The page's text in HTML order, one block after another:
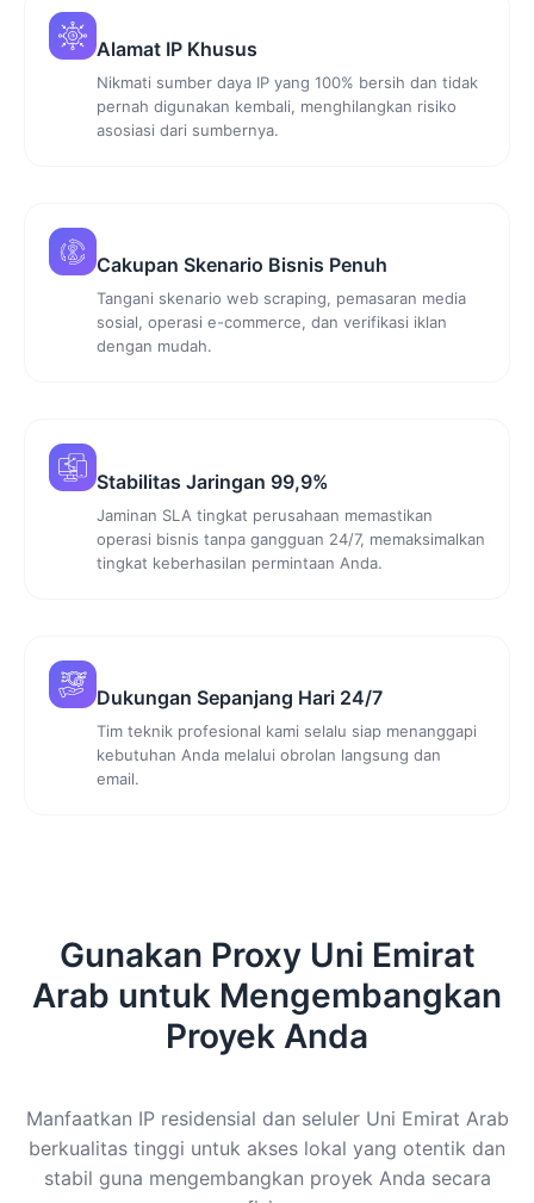
Alamat IP Khusus
Nikmati sumber daya IP yang 100% bersih dan tidak
pernah digunakan kembali, menghilangkan risiko
asosiasi dari sumbernya.
Cakupan Skenario Bisnis Penuh
Tangani skenario web scraping, pemasaran media
sosial, operasi e-commerce, dan verifikasi iklan
dengan mudah.
Stabilitas Jaringan 99,9%
Jaminan SLA tingkat perusahaan memastikan
operasi bisnis tanpa gangguan 24/7, memaksimalkan
tingkat keberhasilan permintaan Anda.
Dukungan Sepanjang Hari 24/7
Tim teknik profesional kami selalu siap menanggapi
kebutuhan Anda melalui obrolan langsung dan
email.
Gunakan Proxy Uni Emirat
Arab untuk Mengembangkan
Proyek Anda
Manfaatkan IP residensial dan seluler Uni Emirat Arab
berkualitas tinggi untuk akses lokal yang otentik dan
stabil guna mengembangkan proyek Anda secara